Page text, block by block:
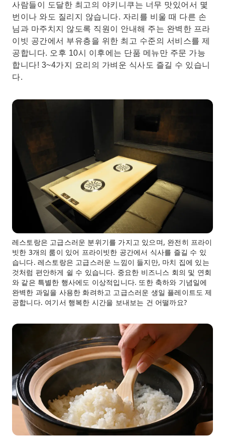
사람들이 도달한 최고의 야키니쿠는 너무 맛있어서 몇
번이나 와도 질리지 않습니다. 자리를 비울 때 다른 손
님과 마주치지 않도록 직원이 안내해 주는 완벽한 프라
이빗 공간에서 부유층을 위한 최고 수준의 서비스를 제
공합니다. 오후 10시 이후에는 단품 메뉴만 주문 가능
합니다! 3~4가지 요리의 가벼운 식사도 즐길 수 있습니
다.
레스토랑은 고급스러운 분위기를 가지고 있으며, 완전히 프라이
빗한 3개의 룸이 있어 프라이빗한 공간에서 식사를 즐길 수 있
습니다. 레스토랑은 고급스러운 느낌이 들지만, 마치 집에 있는
것처럼 편안하게 쉴 수 있습니다. 중요한 비즈니스 회의 및 연회
와 같은 특별한 행사에도 이상적입니다. 또한 축하와 기념일에
완벽한 과일을 사용한 화려하고 고급스러운 생일 플레이트도 제
공합니다. 여기서 행복한 시간을 보내보는 건 어떨까요?